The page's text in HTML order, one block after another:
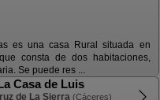
es una casa Rural situada en
consta de dos habitaciones,
Se puede res ...
Casa de Luis
de La Sierra (Cáceres)